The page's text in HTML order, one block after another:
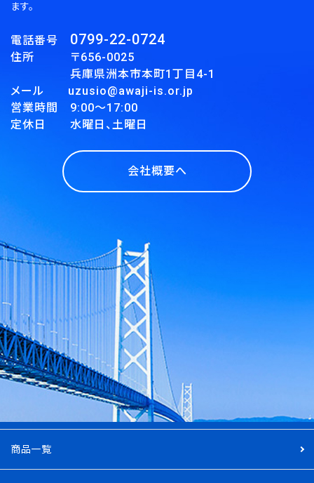
ます。
電話番号 0799-22-0724
住所 〒656-0025
兵庫県洲本市本町1丁目4-1
メール uzusio@awaji-is.or.jp
営業時間 9:00～17:00
定休日 水曜日、土曜日
会社概要へ
商品一覧